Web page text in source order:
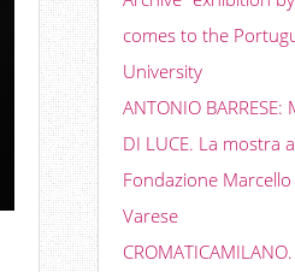
comes to the
University
ANTONIO BARRESE:
DI LUCE. La mostra
Fondazione
Varese